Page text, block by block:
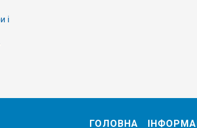
і
ГОЛОВНА